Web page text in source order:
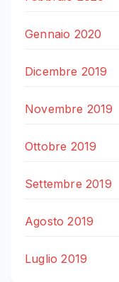
Gennaio 2020
Dicembre 2019
Novembre 2019
Ottobre 2019
Settembre 2019
Agosto 2019
Luglio 2019